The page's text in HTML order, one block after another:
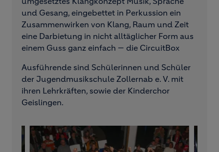
und Gesang, eingebettet in Perkussion ein
Zusammenwirken von Klang, Raum und Zeit
eine Darbietung in nicht alltäglicher Form aus
einem Guss ganz einfach — die CircuitBox
Ausführende sind Schülerinnen und Schüler
der Jugendmusikschule Zollernab e. V. mit
ihren Lehrkräften, sowie der Kinderchor
Geislingen.